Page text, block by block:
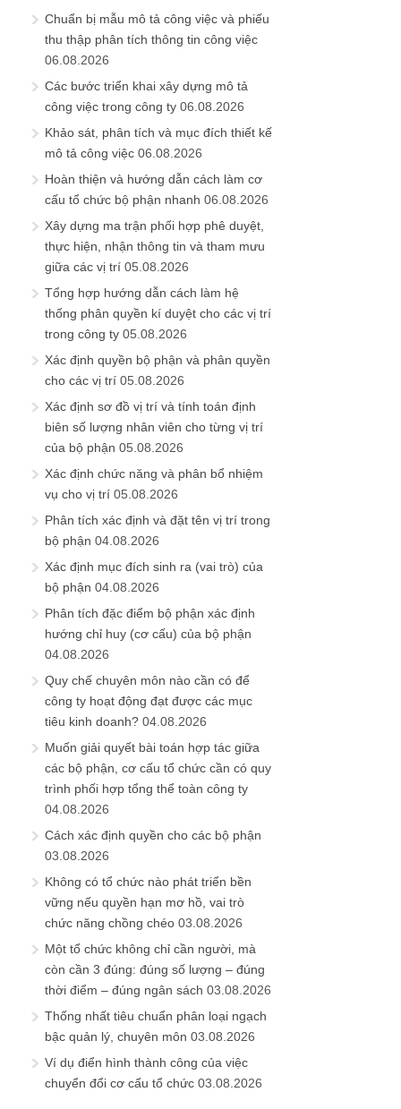
Chuẩn bị mẫu mô tả công việc và phiếu
thu thập phân tích thông tin công việc
06.08.2026
Các bước triển khai xây dựng mô tả
công việc trong công ty 06.08.2026
Khảo sát, phân tích và mục đích thiết kế
mô tả công việc 06.08.2026
Hoàn thiện và hướng dẫn cách làm cơ
cấu tổ chức bộ phận nhanh 06.08.2026
Xây dựng ma trận phối hợp phê duyệt,
thực hiện, nhận thông tin và tham mưu
giữa các vị trí 05.08.2026
Tổng hợp hướng dẫn cách làm hệ
thống phân quyền kí duyệt cho các vị trí
trong công ty 05.08.2026
Xác định quyền bộ phận và phân quyền
cho các vị trí 05.08.2026
Xác định sơ đồ vị trí và tính toán định
biên số lượng nhân viên cho từng vị trí
của bộ phận 05.08.2026
Xác định chức năng và phân bổ nhiệm
vụ cho vị trí 05.08.2026
Phân tích xác định và đặt tên vị trí trong
bộ phận 04.08.2026
Xác định mục đích sinh ra (vai trò) của
bộ phận 04.08.2026
Phân tích đặc điểm bộ phận xác định
hướng chỉ huy (cơ cấu) của bộ phận
04.08.2026
Quy chế chuyên môn nào cần có để
công ty hoạt động đạt được các mục
tiêu kinh doanh? 04.08.2026
Muốn giải quyết bài toán hợp tác giữa
các bộ phận, cơ cấu tổ chức cần có quy
trình phối hợp tổng thể toàn công ty
04.08.2026
Cách xác định quyền cho các bộ phận
03.08.2026
Không có tổ chức nào phát triển bền
vững nếu quyền hạn mơ hồ, vai trò
chức năng chồng chéo 03.08.2026
Một tổ chức không chỉ cần người, mà
còn cần 3 đúng: đúng số lượng – đúng
thời điểm – đúng ngân sách 03.08.2026
Thống nhất tiêu chuẩn phân loại ngạch
bậc quản lý, chuyên môn 03.08.2026
Ví dụ điển hình thành công của việc
chuyển đổi cơ cấu tổ chức 03.08.2026